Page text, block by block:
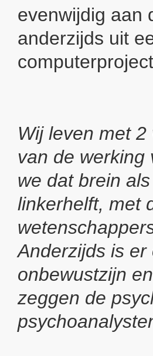
evenwijdig aan
anderzijds uit
Wij leven met
van de werking
we dat brein
linkerhelft, met
Anderzijds is
onbewustzijn
zeggen de